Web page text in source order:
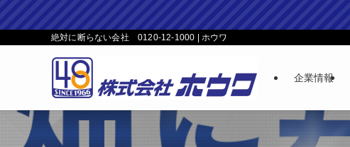
絶対に断らない会社 0120-12-1000 | ホウワ
企業情報